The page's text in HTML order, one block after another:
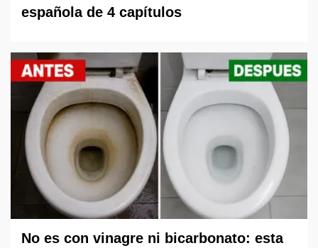
española de 4 capítulos
No es con vinagre ni bicarbonato: esta